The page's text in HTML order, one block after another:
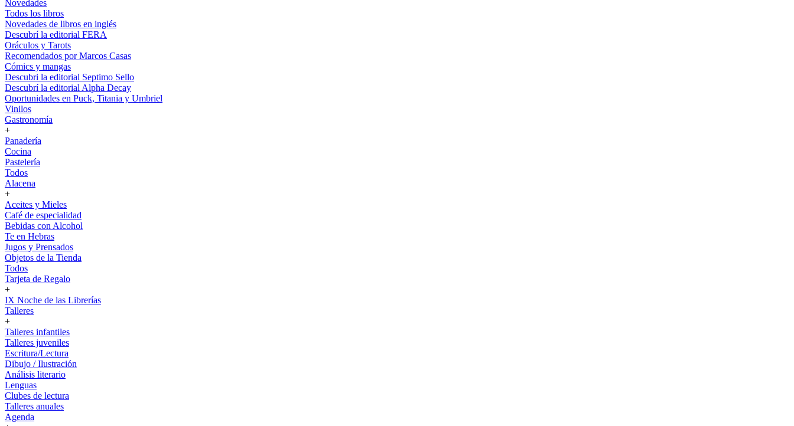
Novedades
Todos los libros
Novedades de libros en inglés
Descubrí la editorial FERA
Oráculos y Tarots
Recomendados por Marcos Casas
Cómics y mangas
Descubri la editorial Septimo Sello
Descubrí la editorial Alpha Decay
Oportunidades en Puck, Titania y Umbriel
Vinilos
Gastronomía
+
Panadería
Cocina
Pastelería
Todos
Alacena
+
Aceites y Mieles
Café de especialidad
Bebidas con Alcohol
Te en Hebras
Jugos y Prensados
Objetos de la Tienda
Todos
Tarjeta de Regalo
+
IX Noche de las Librerías
Talleres
+
Talleres infantiles
Talleres juveniles
Escritura/Lectura
Dibujo / Ilustración
Análisis literario
Lenguas
Clubes de lectura
Talleres anuales
Agenda